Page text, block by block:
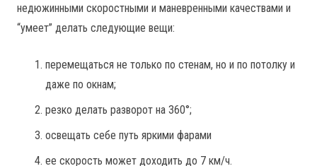
недюжинными скоростными и маневренными качествами и
“умеет” делать следующие вещи:
перемещаться не только по стенам, но и по потолку и
даже по окнам;
резко делать разворот на 360°;
освещать себе путь яркими фарами
ее скорость может доходить до 7 км/ч.